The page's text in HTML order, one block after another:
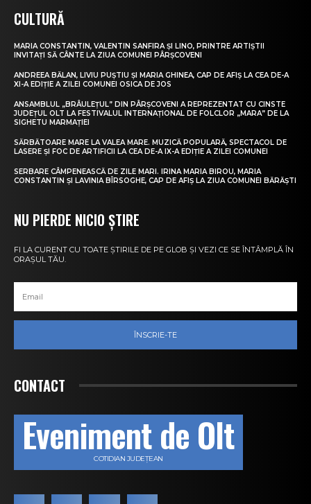
CULTURĂ
MARIA CONSTANTIN, VALENTIN SANFIRA ȘI LINO, PRINTRE ARTIȘTII
INVITAȚI SĂ CÂNTE LA ZIUA COMUNEI PÂRȘCOVENI
ANDREEA BĂLAN, LIVIU PUȘTIU ȘI MARIA GHINEA, CAP DE AFIȘ LA CEA DE-A
XI-A EDIȚIE A ZILEI COMUNEI OSICA DE JOS
ANSAMBLUL „BRÂULEȚUL” DIN PÂRȘCOVENI A REPREZENTAT CU CINSTE
JUDEȚUL OLT LA FESTIVALUL INTERNAȚIONAL DE FOLCLOR „MARA” DE LA
SIGHETU MARMAȚIEI
SĂRBĂTOARE MARE LA VALEA MARE. MUZICĂ POPULARĂ, SPECTACOL DE
LASERE ȘI FOC DE ARTIFICII LA CEA DE-A IX-A EDIȚIE A ZILEI COMUNEI
SERBARE CÂMPENEASCĂ DE ZILE MARI. IRINA MARIA BIROU, MARIA
CONSTANTIN ȘI LAVINIA BÎRSOGHE, CAP DE AFIȘ LA ZIUA COMUNEI BĂRĂȘTI
NU PIERDE NICIO ȘTIRE
FI LA CURENT CU TOATE ȘTIRILE DE PE GLOB ȘI VEZI CE SE ÎNTÂMPLĂ ÎN
ORAȘUL TĂU.
ÎNSCRIE-TE
CONTACT
Eveniment de Olt
COTIDIAN JUDEȚEAN